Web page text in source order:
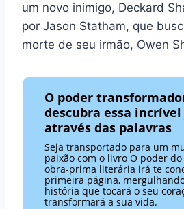
um novo inimigo, Deckard
por Jason Statham, que
morte de seu irmão, Owen
O poder
descubra essa
através das palavras
Seja transportado para um
paixão com o livro O poder do
obra-prima literária irá te
primeira página,
história que tocará o seu
transformará a sua vida.